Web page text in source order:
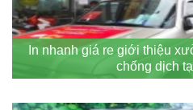
In nhanh giá re giới thiệu
chống dịch